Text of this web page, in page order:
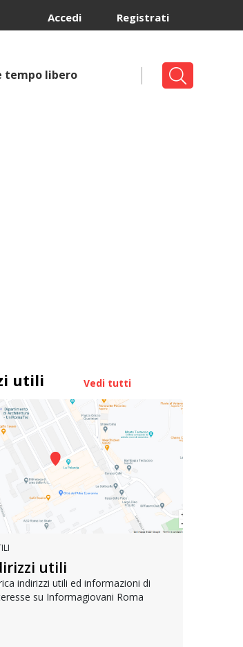
Registrati
Accedi
tempo libero
POST DIPLOMA
per l’editoria
è il sogno di molti: ecco la
utili Vedi tutti
utili
indirizzi utili ed informazioni di
su Informagiovani Roma